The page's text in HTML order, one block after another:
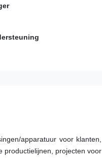
apparatuur voor klanten,
productielijnen, projecten voor